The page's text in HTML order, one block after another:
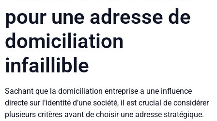
pour une adresse de
domiciliation
infaillible
Sachant que la domiciliation entreprise a une influence
directe sur l’identité d’une société, il est crucial de considérer
plusieurs critères avant de choisir une adresse stratégique.